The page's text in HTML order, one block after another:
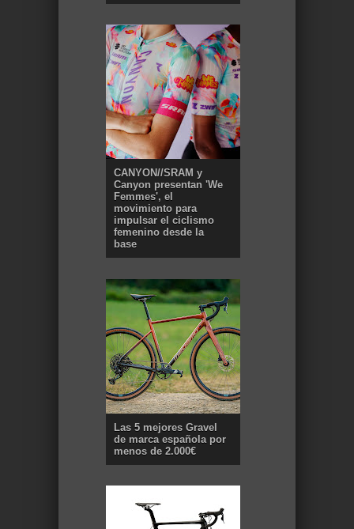
CANYON//SRAM y
Canyon presentan 'We
Femmes', el
movimiento para
impulsar el ciclismo
femenino desde la
base
Las 5 mejores Gravel
de marca española por
menos de 2.000€